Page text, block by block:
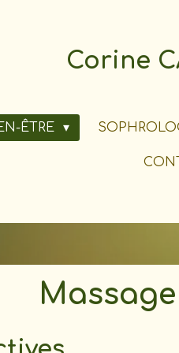
Corine
ÊTRE